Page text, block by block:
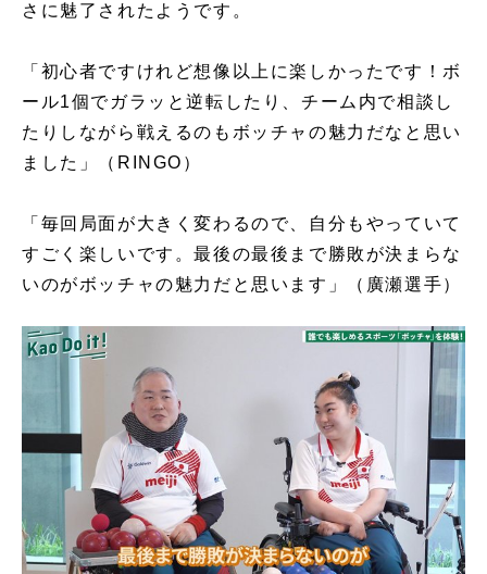
さに魅了されたようです。
「初心者ですけれど想像以上に楽しかったです！ボ
ール1個でガラッと逆転したり、チーム内で相談し
たりしながら戦えるのもボッチャの魅力だなと思い
ました」（RINGO）
「毎回局面が大きく変わるので、自分もやっていて
すごく楽しいです。最後の最後まで勝敗が決まらな
いのがボッチャの魅力だと思います」（廣瀬選手）